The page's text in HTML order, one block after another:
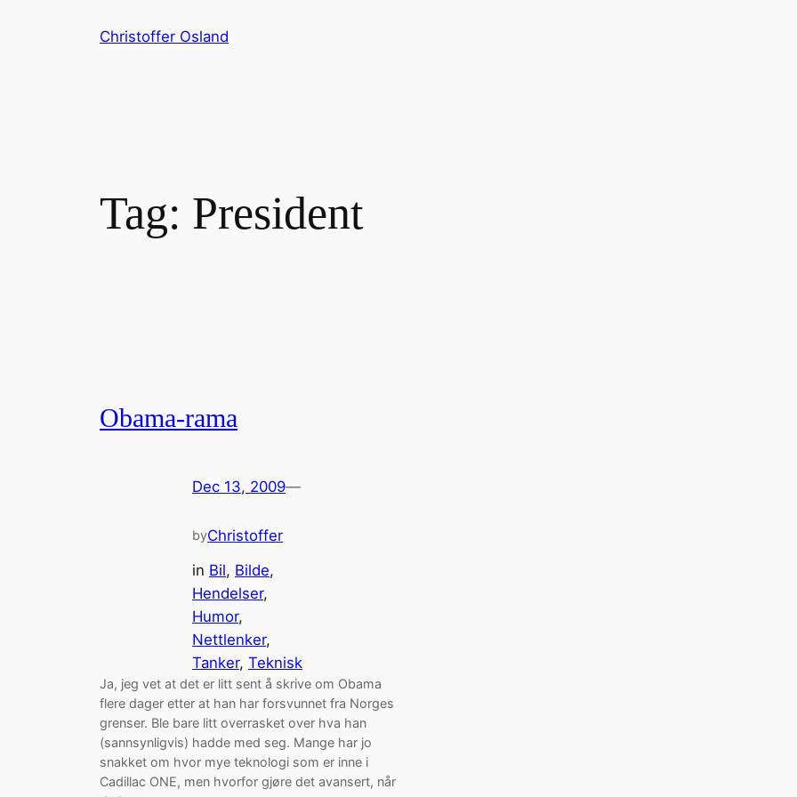
Christoffer Osland
Tag: President
Obama-rama
Dec 13, 2009—
byChristoffer
in Bil, Bilde
Hendelser
Humor
Nettlenker
Tanker, Teknisk
Ja, jeg vet at det er litt sent å skrive om Obama
flere dager etter at han har forsvunnet fra Norges
grenser. Ble bare litt overrasket over hva han
(sannsynligvis) hadde med seg. Mange har jo
snakket om hvor mye teknologi som er inne i
Cadillac ONE, men hvorfor gjøre det avansert, når